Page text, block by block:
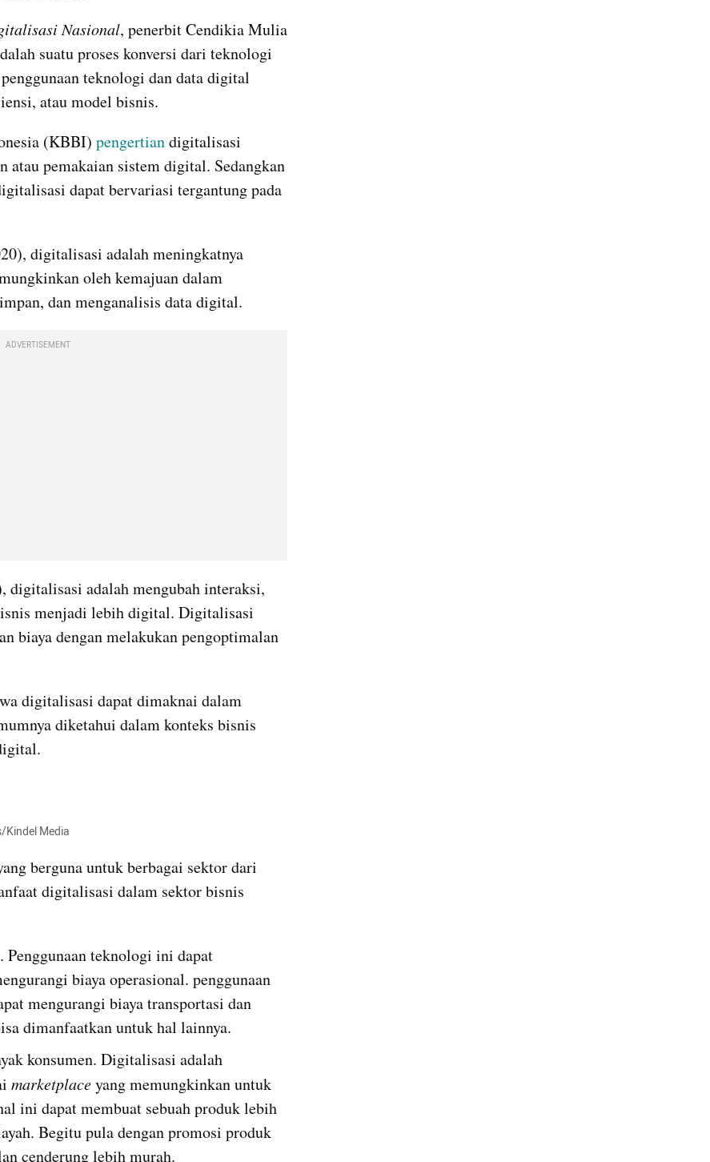
Nasional, penerbit Cendikia Mulia
suatu proses konversi dari teknologi
teknologi dan data digital
atau model bisnis.
(KBBI) pengertian digitalisasi
atau pemakaian sistem digital. Sedangkan
dapat bervariasi tergantung pada
digitalisasi adalah meningkatnya
oleh kemajuan dalam
dan menganalisis data digital.
ADVERTISEMENT
digitalisasi adalah mengubah interaksi,
menjadi lebih digital. Digitalisasi
biaya dengan melakukan pengoptimalan
digitalisasi dapat dimaknai dalam
diketahui dalam konteks bisnis
Kindel Media
berguna untuk berbagai sektor dari
digitalisasi dalam sektor bisnis
teknologi ini dapat
biaya operasional. penggunaan
mengurangi biaya transportasi dan
dimanfaatkan untuk hal lainnya.
konsumen. Digitalisasi adalah
marketplace yang memungkinkan untuk
ini dapat membuat sebuah produk lebih
Begitu pula dengan promosi produk
cenderung lebih murah.